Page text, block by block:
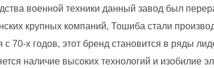
военной техники данный завод был
крупных компаний, Тошиба стали
70-х годов, этот бренд становится в ряды
наличие высоких технологий и изобилие